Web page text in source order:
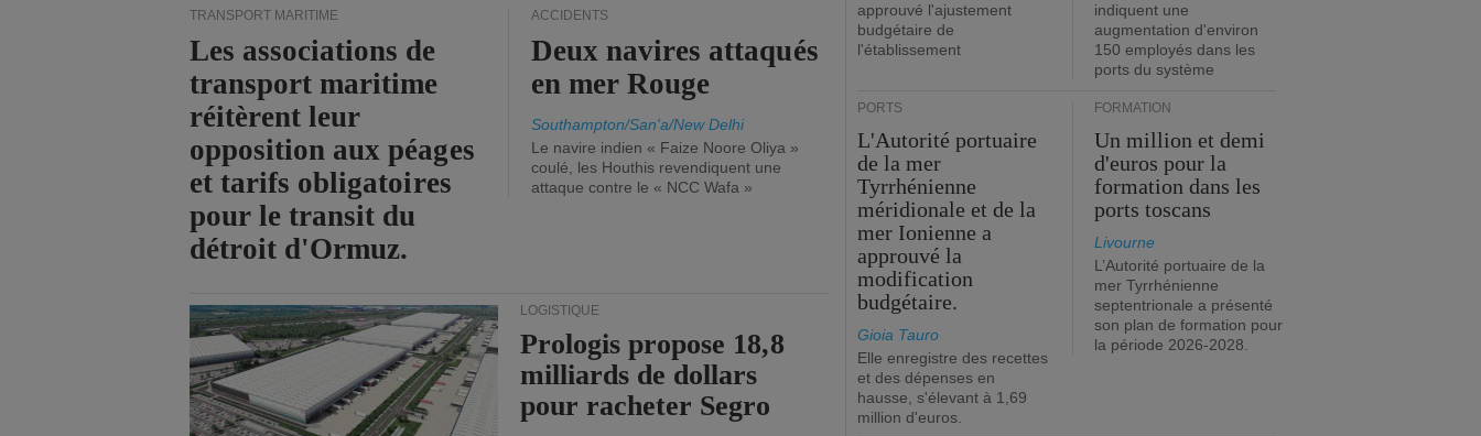
TRANSPORT MARITIME
Les associations de
transport maritime
réitèrent leur
opposition aux péages
et tarifs obligatoires
pour le transit du
détroit d'Ormuz.
ACCIDENTS
Deux navires attaqués
en mer Rouge
Southampton/San'a/New Delhi
Le navire indien « Faize Noore Oliya »
coulé, les Houthis revendiquent une
attaque contre le « NCC Wafa »
LOGISTIQUE
Prologis propose 18,8
milliards de dollars
pour racheter Segro
approuvé l'ajustement
budgétaire de
l'établissement
indiquent une
augmentation d'environ
150 employés dans les
ports du système
PORTS
L'Autorité portuaire
de la mer
Tyrrhénienne
méridionale et de la
mer Ionienne a
approuvé la
modification
budgétaire.
Gioia Tauro
Elle enregistre des recettes
et des dépenses en
hausse, s'élevant à 1,69
million d'euros.
FORMATION
Un million et demi
d'euros pour la
formation dans les
ports toscans
Livourne
L’Autorité portuaire de la
mer Tyrrhénienne
septentrionale a présenté
son plan de formation pour
la période 2026-2028.